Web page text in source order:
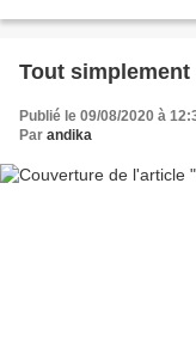
Tout
Publié le 09/08/2020 à
Par andika